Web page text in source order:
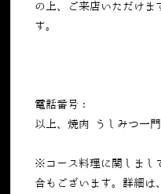
の上、ご来店いただけま
す。
電話番号：
以上、焼肉 うしみつ一
※コース料理に関しまし
合もございます。詳細は